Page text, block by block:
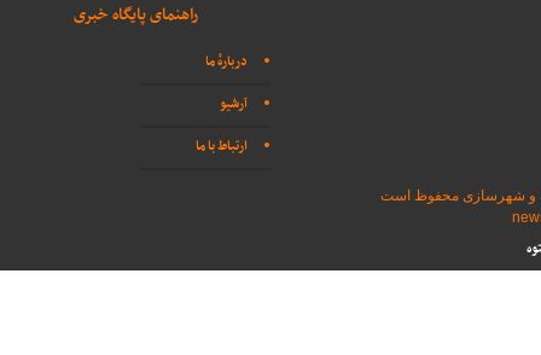
راهنمای پایگاه خبری
دربارهٔ ما
آرشیو
ارتباط با ما
و شهرسازی محفوظ است